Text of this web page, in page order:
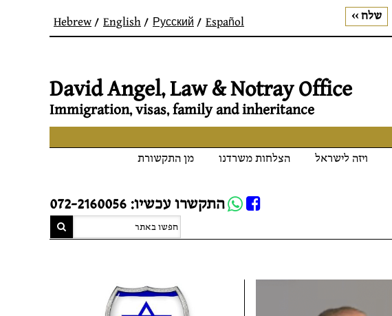
Hebrew English Русский Español
David Angel, Law & Notray Office
Immigration, visas, family and inheritance
ויזה לישראל הצלחות משרדנו
מן התקשורת
התקשרו עכשיו: 072-2160056
Whatsapp FB